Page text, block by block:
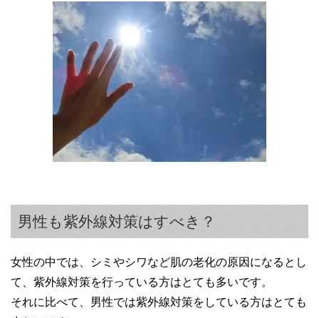
男性も紫外線対策はすべき？
女性の中では、シミやシワなど肌の老化の原因になるとし
て、紫外線対策を行っている方はとても多いです。
それに比べて、男性では紫外線対策をしている方はとても